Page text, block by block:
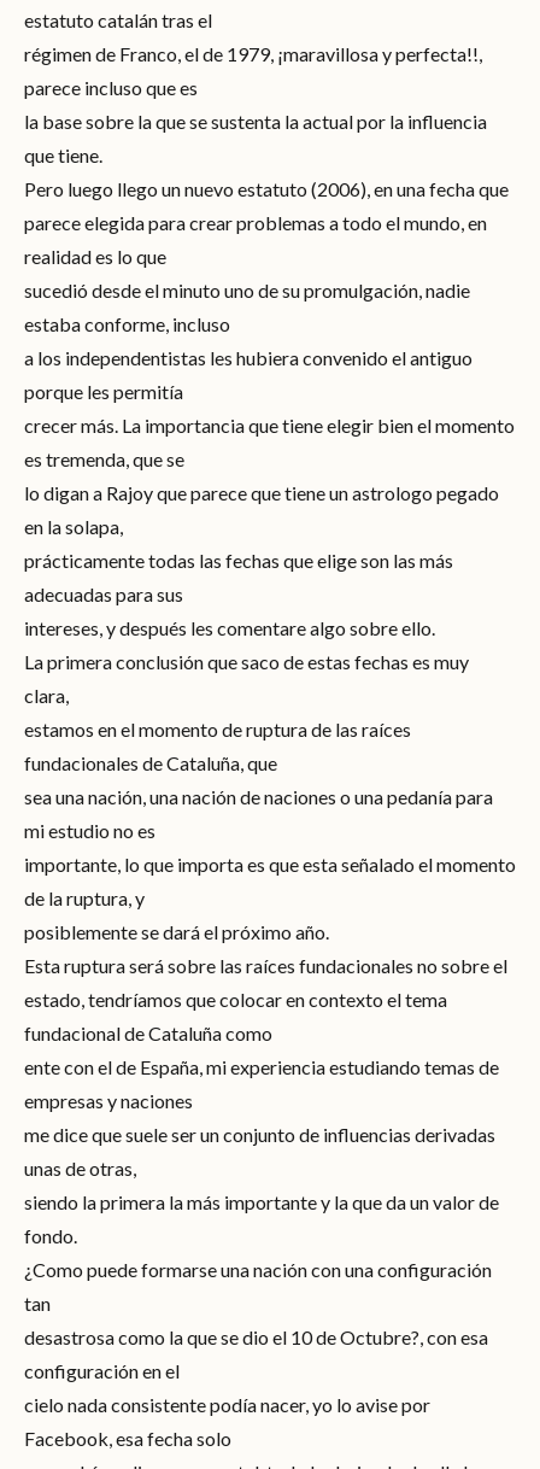
estatuto catalán tras el
régimen de Franco, el de 1979, ¡maravillosa y perfecta!!,
parece incluso que es
la base sobre la que se sustenta la actual por la influencia
que tiene.
Pero luego llego un nuevo estatuto (2006), en una fecha que
parece elegida para crear problemas a todo el mundo, en
realidad es lo que
sucedió desde el minuto uno de su promulgación, nadie
estaba conforme, incluso
a los independentistas les hubiera convenido el antiguo
porque les permitía
crecer más. La importancia que tiene elegir bien el momento
es tremenda, que se
lo digan a Rajoy que parece que tiene un astrologo pegado
en la solapa,
prácticamente todas las fechas que elige son las más
adecuadas para sus
intereses, y después les comentare algo sobre ello.
La primera conclusión que saco de estas fechas es muy
clara,
estamos en el momento de ruptura de las raíces
fundacionales de Cataluña, que
sea una nación, una nación de naciones o una pedanía para
mi estudio no es
importante, lo que importa es que esta señalado el momento
de la ruptura, y
posiblemente se dará el próximo año.
Esta ruptura será sobre las raíces fundacionales no sobre el
estado, tendríamos que colocar en contexto el tema
fundacional de Cataluña como
ente con el de España, mi experiencia estudiando temas de
empresas y naciones
me dice que suele ser un conjunto de influencias derivadas
unas de otras,
siendo la primera la más importante y la que da un valor de
fondo.
¿Como puede formarse una nación con una configuración
tan
desastrosa como la que se dio el 10 de Octubre?, con esa
configuración en el
cielo nada consistente podía nacer, yo lo avise por
Facebook, esa fecha solo